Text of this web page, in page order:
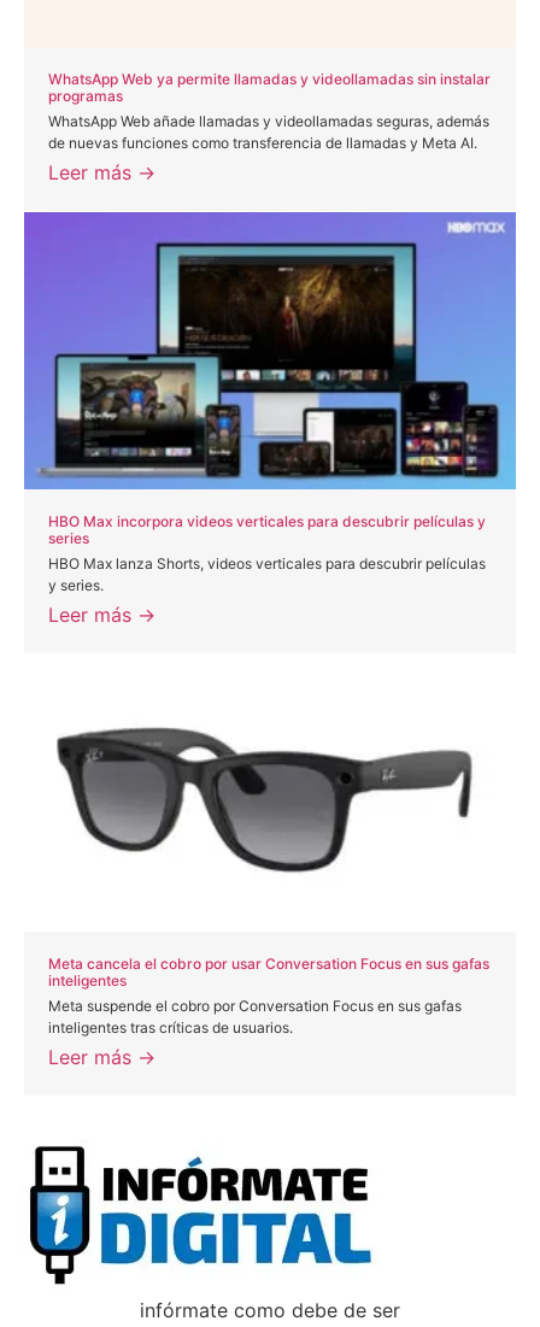
WhatsApp Web ya permite llamadas y videollamadas sin instalar
programas
WhatsApp Web añade llamadas y videollamadas seguras, además
de nuevas funciones como transferencia de llamadas y Meta AI.
Leer más →
HBO Max incorpora videos verticales para descubrir películas y
series
HBO Max lanza Shorts, videos verticales para descubrir películas
y series.
Leer más →
Meta cancela el cobro por usar Conversation Focus en sus gafas
inteligentes
Meta suspende el cobro por Conversation Focus en sus gafas
inteligentes tras críticas de usuarios.
Leer más →
infórmate como debe de ser